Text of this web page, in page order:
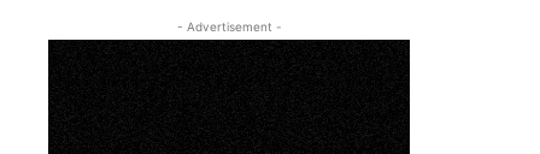
- Advertisement -